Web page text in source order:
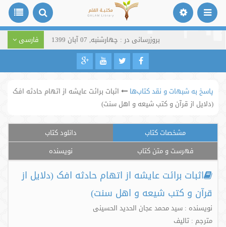
بروزرسانی در : چهارشنبه, 07 آبان 1399 فارسی
پاسخ به شبهات و نقد کتاب‌ها
اثبات برائت عایشه از اتهام حادثه افک
‏(دلایل از قرآن و کتب شیعه و اهل سنت)
مشخصات کتاب
دانلود کتاب
فهرست و متن کتاب
نویسنده
اثبات برائت عایشه از اتهام حادثه افک ‏(دلایل از
قرآن و کتب شیعه و اهل سنت)
نویسنده : سید محمد عجان الحدید الحسینی
مترجم : تالیف